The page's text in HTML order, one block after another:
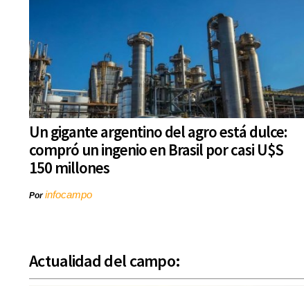
Un gigante argentino del agro está dulce:
compró un ingenio en Brasil por casi U$S
150 millones
Porinfocampo
Actualidad del campo: